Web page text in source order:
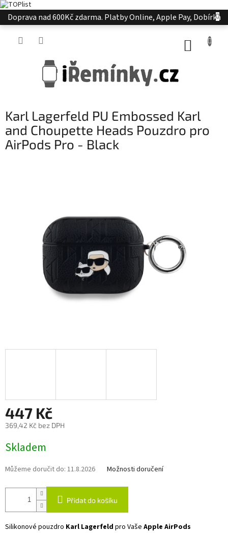
Přejít
na
Doprava nad 600Kč zdarma. Platby Online, Apple Pay, Dobírka
Karl Lagerfeld PU Embossed Karl
and Choupette Heads Pouzdro pro
AirPods Pro - Black
447 Kč
369,42 Kč bez DPH
cena:
Skladem
Můžeme doručit do: 11.8.2026 Možnosti doručení
Přidat do košíku
Silikonové pouzdro Karl Lagerfeld pro Vaše Apple AirPods